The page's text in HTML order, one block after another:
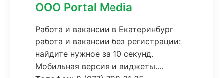
ООО Portal Media
Работа и вакансии в Екатеринбург
работа и вакансии без регистрации:
найдите нужное за 10 секунд.
Мобильная версия и виджеты....